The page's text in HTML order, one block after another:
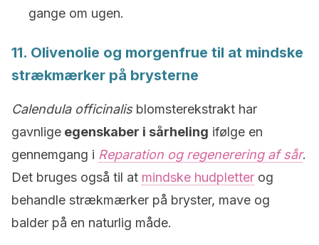
gange om ugen.
11. Olivenolie og morgenfrue til at mindske
strækmærker på brysterne
Calendula officinalis blomsterekstrakt har
gavnlige egenskaber i sårheling ifølge en
gennemgang i Reparation og regenerering af sår.
Det bruges også til at mindske hudpletter og
behandle strækmærker på bryster, mave og
balder på en naturlig måde.